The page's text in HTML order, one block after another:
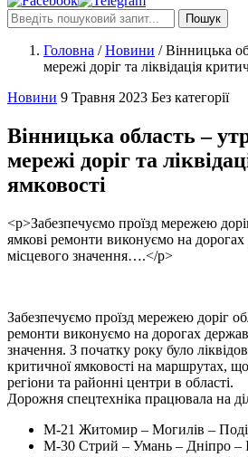
Пошук
Головна /Новини /Вінницька
мережі доріг та ліквідація
Новини 9 Травня 2023 Без категорії
Вінницька область –
мережі доріг та
ямковості
<p>Забезпечуємо проїзд мережею
ямкові ремонти виконуємо на
місцевого значення….</p>
Забезпечуємо проїзд мережею доріг
ремонти виконуємо на дорогах
значення. З початку року було
критичної ямковості на маршрутах, що
регіони та районні центри в області.
Дорожня спецтехніка працювала на
М-21 Житомир – Могилів –
М-30 Стрий – Умань – Дніпро –